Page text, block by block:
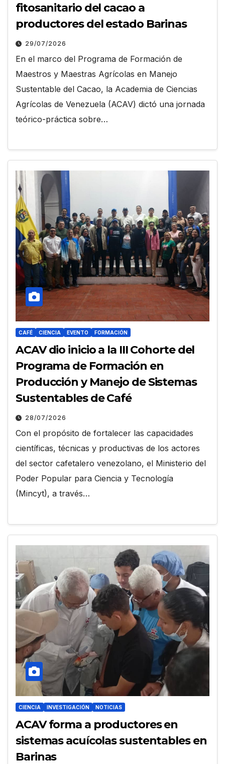
fitosanitario del cacao a
productores del estado Barinas
29/07/2026
En el marco del Programa de Formación de
Maestros y Maestras Agrícolas en Manejo
Sustentable del Cacao, la Academia de Ciencias
Agrícolas de Venezuela (ACAV) dictó una jornada
teórico-práctica sobre…
CAFÉ CIENCIA EVENTO FORMACIÓN
ACAV dio inicio a la III Cohorte del
Programa de Formación en
Producción y Manejo de Sistemas
Sustentables de Café
28/07/2026
Con el propósito de fortalecer las capacidades
científicas, técnicas y productivas de los actores
del sector cafetalero venezolano, el Ministerio del
Poder Popular para Ciencia y Tecnología
(Mincyt), a través…
CIENCIA INVESTIGACIÓN NOTICIAS
ACAV forma a productores en
sistemas acuícolas sustentables en
Barinas